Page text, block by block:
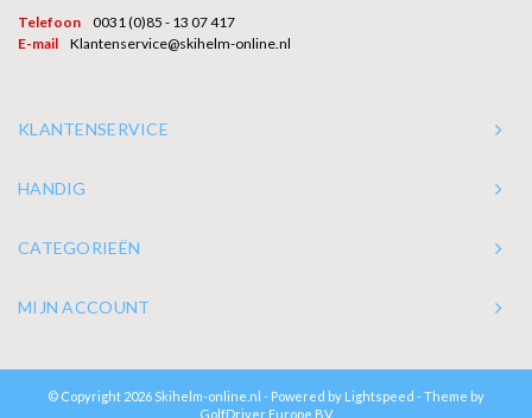
Telefoon
0031 (0)85 - 13 07 417
E-mail
Klantenservice@skihelm-online.nl
KLANTENSERVICE
HANDIG
CATEGORIEËN
MIJN ACCOUNT
© Copyright 2026 Skihelm-online.nl - Powered by Lightspeed - Theme by
GolfDriver Europe BV